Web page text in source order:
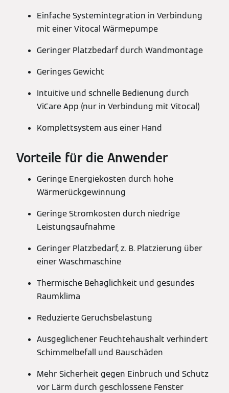
Einfache Systemintegration in Verbindung
mit einer Vitocal Wärmepumpe
Geringer Platzbedarf durch Wandmontage
Geringes Gewicht
Intuitive und schnelle Bedienung durch
ViCare App (nur in Verbindung mit Vitocal)
Komplettsystem aus einer Hand
Vorteile für die Anwender
Geringe Energiekosten durch hohe
Wärmerückgewinnung
Geringe Stromkosten durch niedrige
Leistungsaufnahme
Geringer Platzbedarf, z. B. Platzierung über
einer Waschmaschine
Thermische Behaglichkeit und gesundes
Raumklima
Reduzierte Geruchsbelastung
Ausgeglichener Feuchtehaushalt verhindert
Schimmelbefall und Bauschäden
Mehr Sicherheit gegen Einbruch und Schutz
vor Lärm durch geschlossene Fenster